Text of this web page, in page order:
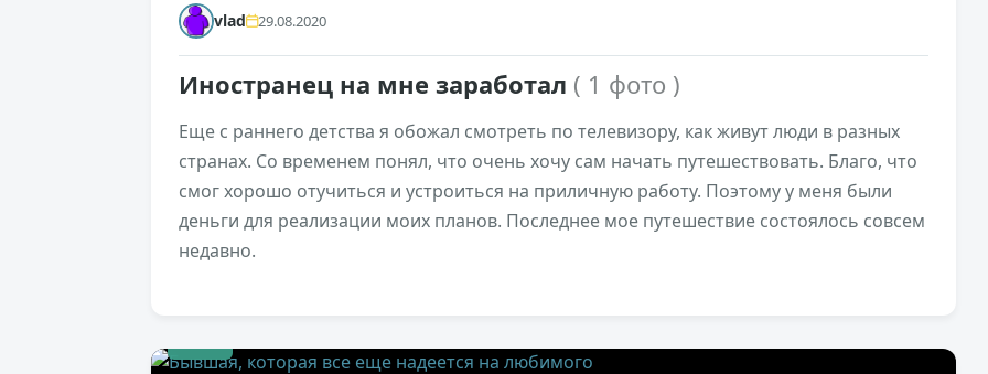
vlad 29.08.2020
Иностранец на мне заработал ( 1 фото )
Еще с раннего детства я обожал смотреть по телевизору, как живут люди в разных
странах. Со временем понял, что очень хочу сам начать путешествовать. Благо, что
смог хорошо отучиться и устроиться на приличную работу. Поэтому у меня были
деньги для реализации моих планов. Последнее мое путешествие состоялось совсем
недавно.